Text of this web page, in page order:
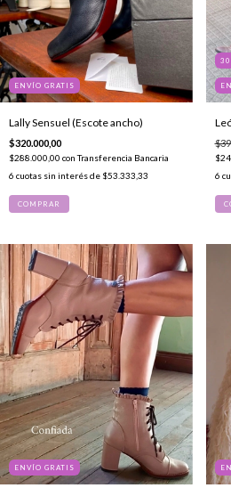
ENVÍO GRATIS
Lally Sensuel (Escote ancho)
$320.000,00
$288.000,00 con Transferencia Bancaria
6 cuotas sin interés de $53.333,33
COMPRAR
30
6
ENVÍO GRATIS